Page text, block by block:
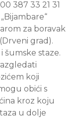
387 33 21 31
za boravak
grad).
šumske staze.
koji
obići s
kroz koju
u dolje